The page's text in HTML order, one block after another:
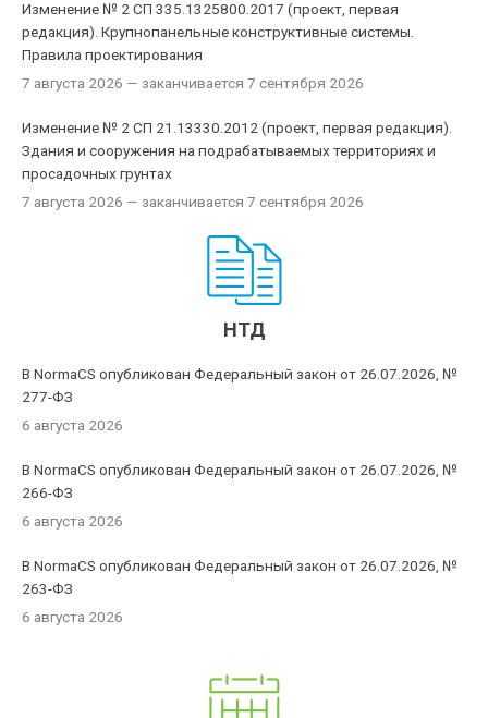
Изменение № 2 СП 335.1325800.2017 (проект, первая
редакция). Крупнопанельные конструктивные системы.
Правила проектирования
7 августа 2026 — заканчивается 7 сентября 2026
Изменение № 2 СП 21.13330.2012 (проект, первая редакция).
Здания и сооружения на подрабатываемых территориях и
просадочных грунтах
7 августа 2026 — заканчивается 7 сентября 2026
НТД
В NormaCS опубликован Федеральный закон от 26.07.2026, №
277-ФЗ
6 августа 2026
В NormaCS опубликован Федеральный закон от 26.07.2026, №
266-ФЗ
6 августа 2026
В NormaCS опубликован Федеральный закон от 26.07.2026, №
263-ФЗ
6 августа 2026